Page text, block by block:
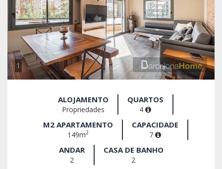
1
ALOJAMENTO
Propriedades
QUARTOS
4
M2 APARTAMENTO
149m2
CAPACIDADE
7
ANDAR
2
CASA DE BANHO
2